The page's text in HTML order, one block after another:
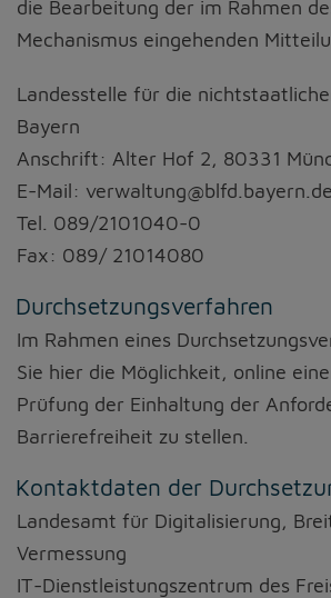
ansehen.
Eingebundene Inhalte
Optional sind externe Inhalte auf den Seiten
oder auch Anwendungen einer externen Website.
die Bearbeitung der im Rahmen
Mechanismus eingehenden
Landesstelle für die
Bayern
Anschrift: Alter Hof 2, 80331
E-Mail: verwaltung@blfd.bayern.de
Tel. 089/2101040-0
Fax: 089/ 21014080
Durchsetzungsverfahren
Im Rahmen eines
Sie hier die Möglichkeit, online
Prüfung der Einhaltung der
Barrierefreiheit zu stellen.
Kontaktdaten der
Landesamt für Digitalisierung,
Vermessung
IT-Dienstleistungszentrum des